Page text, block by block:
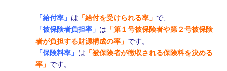
「給付率」 は 「給付を受けられる率」 で、
「被保険者負担率」 は 「第１号被保険者や第２号被保険
者が負担する財源構成の率」 です。
「保険料率」 は 「被保険者が徴収される保険料を決める
率」 です。